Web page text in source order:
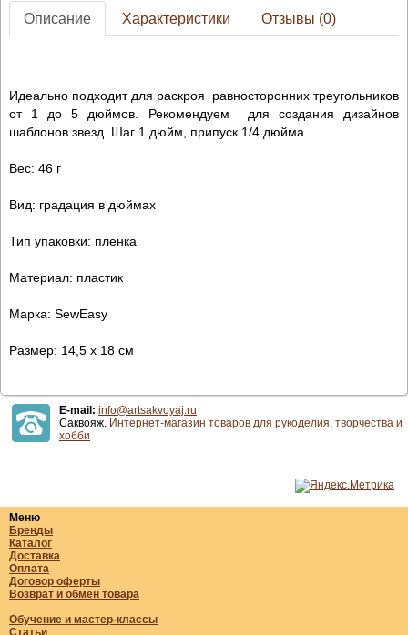
Описание Характеристики Отзывы (0)
Идеально подходит для раскроя равносторонних треугольников
от 1 до 5 дюймов. Рекомендуем для создания дизайнов
шаблонов звезд. Шаг 1 дюйм, припуск 1/4 дюйма.
Вес: 46 г
Вид: градация в дюймах
Тип упаковки: пленка
Материал: пластик
Марка: SewEasy
Размер: 14,5 х 18 см
E-mail: info@artsakvoyaj.ru
Саквояж. Интернет-магазин товаров для рукоделия, творчества и
хобби
Меню
Бренды
Каталог
Доставка
Оплата
Договор оферты
Возврат и обмен товара
Обучение и мастер-классы
Статьи